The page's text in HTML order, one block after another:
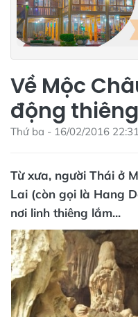
Về Mộc
động
Thứ ba - 16/02/2016 22:31
Từ xưa, người Thái ở
Lai (còn gọi là Hang
nơi linh thiêng lắm...